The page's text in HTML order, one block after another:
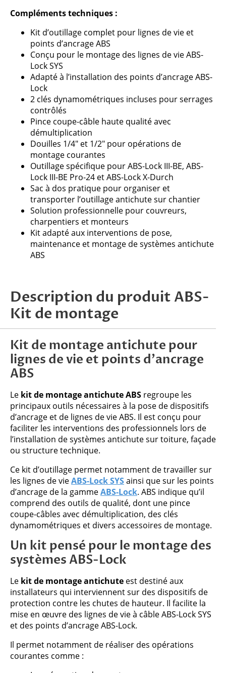
Compléments techniques :
Kit d’outillage complet pour lignes de vie et
points d’ancrage ABS
Conçu pour le montage des lignes de vie ABS-
Lock SYS
Adapté à l’installation des points d’ancrage ABS-
Lock
2 clés dynamométriques incluses pour serrages
contrôlés
Pince coupe-câble haute qualité avec
démultiplication
Douilles 1/4″ et 1/2″ pour opérations de
montage courantes
Outillage spécifique pour ABS-Lock III-BE, ABS-
Lock III-BE Pro-24 et ABS-Lock X-Durch
Sac à dos pratique pour organiser et
transporter l’outillage antichute sur chantier
Solution professionnelle pour couvreurs,
charpentiers et monteurs
Kit adapté aux interventions de pose,
maintenance et montage de systèmes antichute
ABS
Description du produit ABS-
Kit de montage
Kit de montage antichute pour
lignes de vie et points d’ancrage
ABS
Le kit de montage antichute ABS regroupe les
principaux outils nécessaires à la pose de dispositifs
d’ancrage et de lignes de vie ABS. Il est conçu pour
faciliter les interventions des professionnels lors de
l’installation de systèmes antichute sur toiture, façade
ou structure technique.
Ce kit d’outillage permet notamment de travailler sur
les lignes de vieABS-Lock SYSainsi que sur les points
d’ancrage de la gammeABS-Lock. ABS indique qu’il
comprend des outils de qualité, dont une pince
coupe-câbles avec démultiplication, des clés
dynamométriques et divers accessoires de montage.
Un kit pensé pour le montage des
systèmes ABS-Lock
Le kit de montage antichute est destiné aux
installateurs qui interviennent sur des dispositifs de
protection contre les chutes de hauteur. Il facilite la
mise en œuvre des lignes de vie à câble ABS-Lock SYS
et des points d’ancrage ABS-Lock.
Il permet notamment de réaliser des opérations
courantes comme :